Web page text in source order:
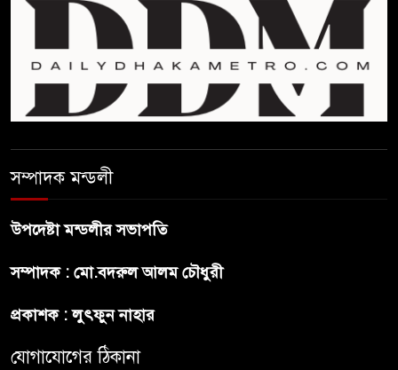
বাংলাদেশে বিনিয়োগ ও দক্ষ শ্রমিক
নিতে আগ্রহী সৌদি আরব
ব্রাজিলের ফুটবলারকে গুলি করে
রাজধানীর উত্তরখানে
পরিচ্ছন্নতাকর্মী-এলাকাবাসীর মধ্যে
সম্পাদক মন্ডলী
উপদেষ্টা মন্ডলীর সভাপতি
সম্পাদক : মো.বদরুল আলম চৌধুরী
প্রকাশক : লুৎফুন নাহার
যোগাযোগের ঠিকানা